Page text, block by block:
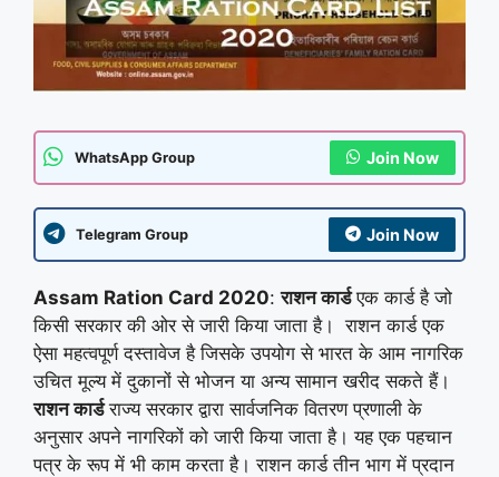
WhatsApp Group Join Now
Telegram Group Join Now
Assam Ration Card 2020:राशन कार्डएक कार्ड है जो
किसी सरकार की ओर से जारी किया जाता है। राशन कार्ड एक
ऐसा महत्‍वपूर्ण दस्‍तावेज है जिसके उपयोग से भारत के आम नागरिक
उचित मूल्‍य में दुकानों से भोजन या अन्य सामान खरीद सकते हैं।
राशन कार्डराज्‍य सरकार द्वारा सार्वजनिक वितरण प्रणाली के
अनुसार अपने नागरिकों को जारी किया जाता है। यह एक पहचान
पत्र के रूप में भी काम करता है। राशन कार्ड तीन भाग में प्रदान